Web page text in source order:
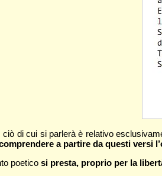
di cui si parlerà è relativo
a partire da questi versi
poetico si presta, proprio per la